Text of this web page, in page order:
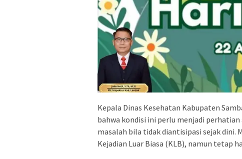
Kepala Dinas Kesehatan Kabupaten
bahwa kondisi ini perlu menjadi
masalah bila tidak diantisipasi sejak dini.
Kejadian Luar Biasa (KLB), namun tetap